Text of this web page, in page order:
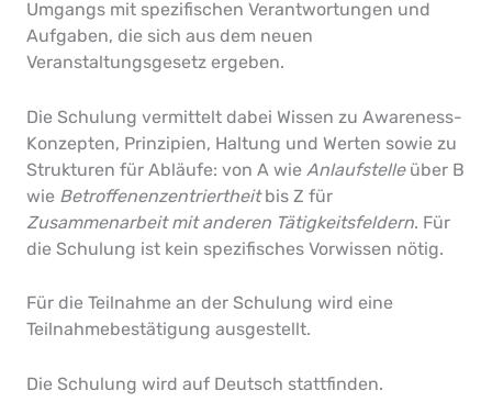
Umgangs mit spezifischen Verantwortungen und
Aufgaben, die sich aus dem neuen
Veranstaltungsgesetz ergeben.
Die Schulung vermittelt dabei Wissen zu Awareness-
Konzepten, Prinzipien, Haltung und Werten sowie zu
Strukturen für Abläufe: von A wie Anlaufstelleüber B
wie Betroffenenzentriertheitbis Z für
Zusammenarbeit mit anderen Tätigkeitsfeldern. Für
die Schulung ist kein spezifisches Vorwissen nötig.
Für die Teilnahme an der Schulung wird eine
Teilnahmebestätigung ausgestellt.
Die Schulung wird auf Deutsch stattfinden.